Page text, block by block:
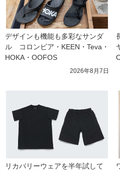
デザインも機能も多彩なサンダ
ル　コロンビア・KEEN・Teva・
HOKA・OOFOS
2026年8月7日
リカバリーウェアを半年試して